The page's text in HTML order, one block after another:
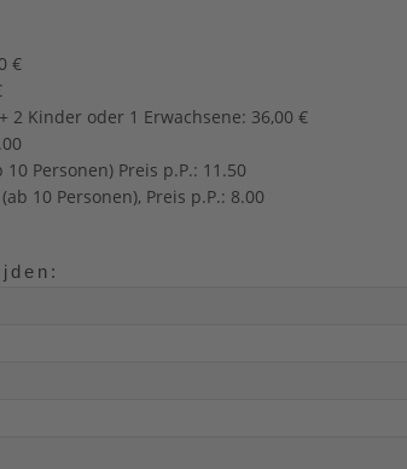
€
2 Kinder oder 1 Erwachsene: 36,00 €
Personen) Preis p.P.: 11.50
10 Personen), Preis p.P.: 8.00